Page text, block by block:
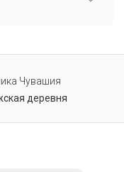
Чувашия
деревня